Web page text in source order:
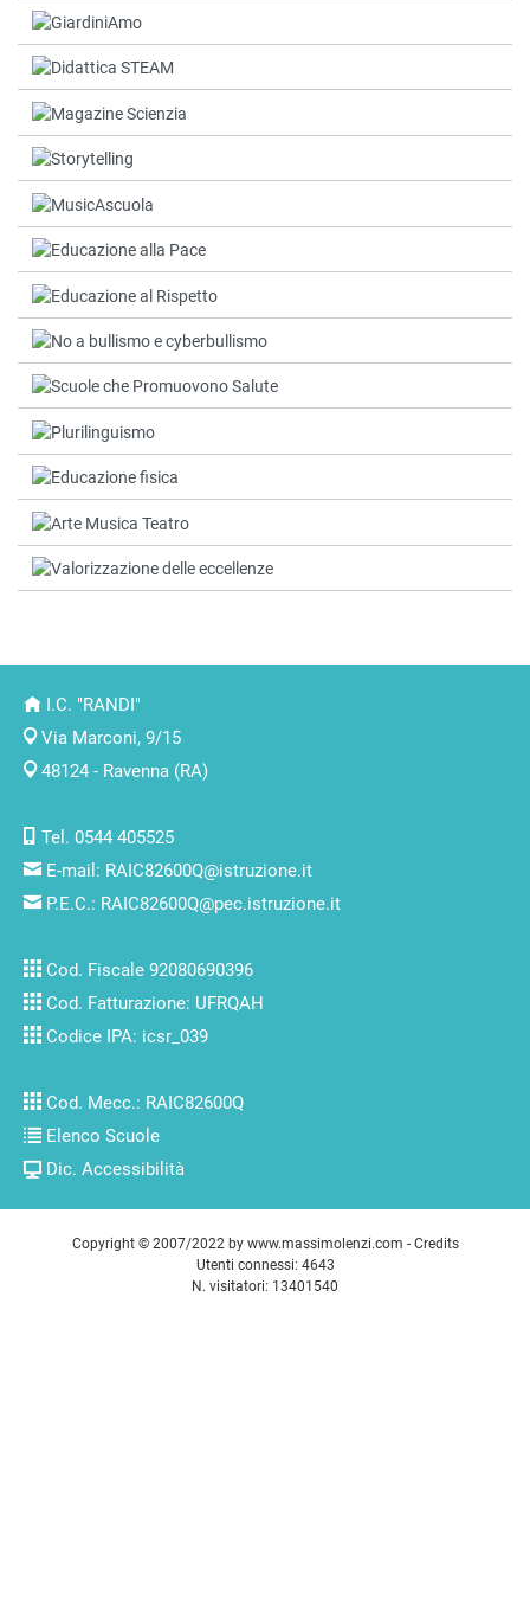
I.C. "RANDI"
Via Marconi, 9/15
48124 - Ravenna (RA)
Tel. 0544 405525
E-mail: RAIC82600Q@istruzione.it
P.E.C.: RAIC82600Q@pec.istruzione.it
Cod. Fiscale 92080690396
Cod. Fatturazione: UFRQAH
Codice IPA: icsr_039
Cod. Mecc.: RAIC82600Q
Elenco Scuole
Dic. Accessibilità
Copyright © 2007/2022 by www.massimolenzi.com - Credits
Utenti connessi: 4643
N. visitatori: 13401540